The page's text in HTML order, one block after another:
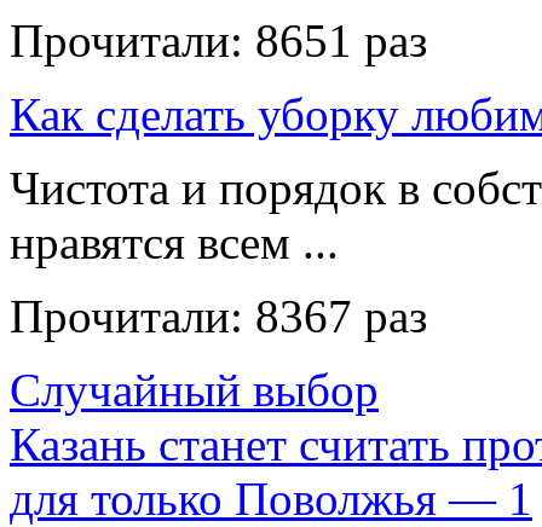
Прочитали: 8651 раз
Как сделать уборку
Чистота и порядок в
нравятся всем ...
Прочитали: 8367 раз
Случайный выбор
Казань станет считать
для только Поволжья — 1